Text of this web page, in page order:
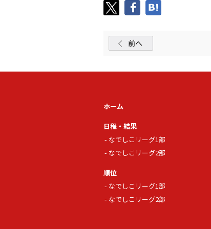
前へ
ホーム
日程・結果
なでしこリーグ1部
なでしこリーグ2部
順位
なでしこリーグ1部
なでしこリーグ2部